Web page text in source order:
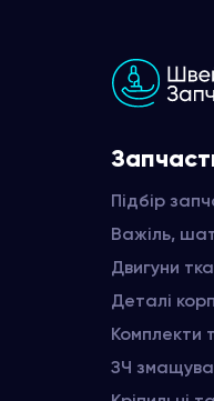
Підбір
Важіль,
Двигуни
Деталі
Комплекти
ЗЧ